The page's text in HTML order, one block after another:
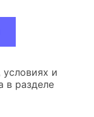
и
в разделе